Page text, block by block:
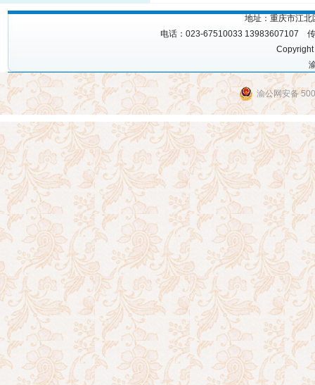
地址：重庆市江
电话：023-67510033 13983607107
渝公网安备